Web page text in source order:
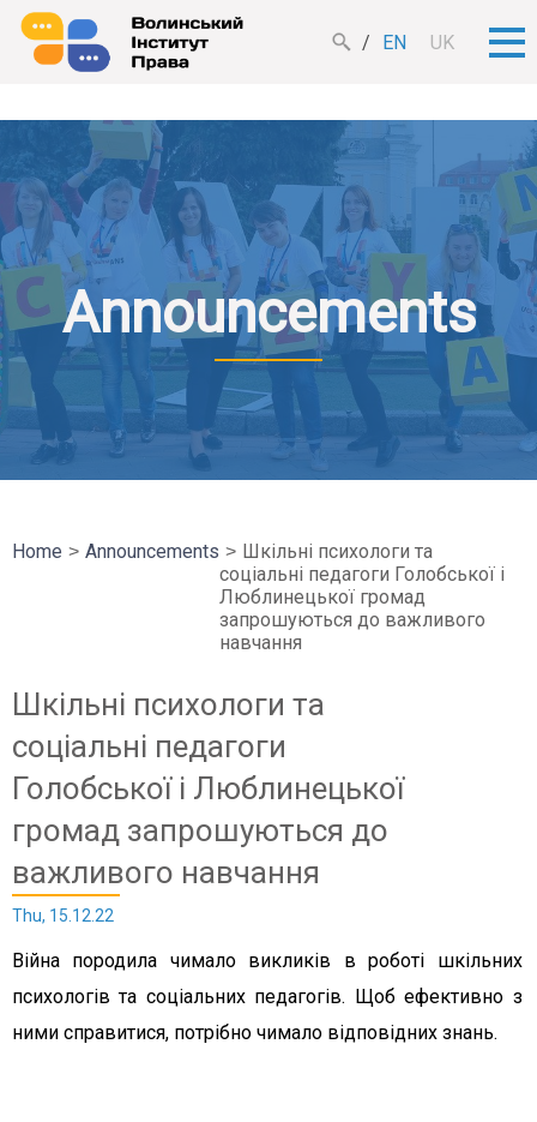
EN UK
Announcements
Home Announcements
Шкільні психологи та
соціальні педагоги Голобської і
Люблинецької громад
запрошуються до важливого
навчання
Шкільні психологи та
соціальні педагоги
Голобської і Люблинецької
громад запрошуються до
важливого навчання
Thu, 15.12.22
Війна породила чимало викликів в роботі шкільних
психологів та соціальних педагогів. Щоб ефективно з
ними справитися, потрібно чимало відповідних знань.